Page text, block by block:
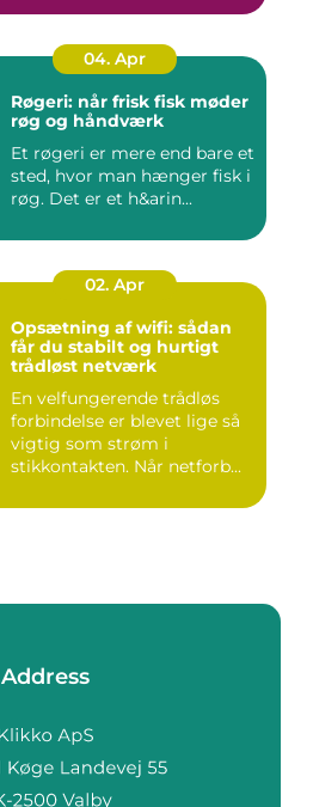
04. Apr
Røgeri: når frisk fisk møder
røg og håndværk
Et røgeri er mere end bare et
sted, hvor man hænger fisk i
røg. Det er et h&arin...
02. Apr
Opsætning af wifi: sådan
får du stabilt og hurtigt
trådløst netværk
En velfungerende trådløs
forbindelse er blevet lige så
vigtig som strøm i
stikkontakten. Når netforb...
Address